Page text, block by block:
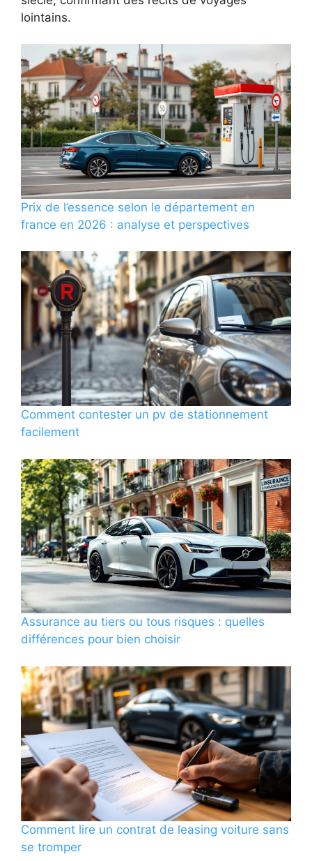
lointains.
Prix de l’essence selon le département en
france en 2026 : analyse et perspectives
Comment contester un pv de stationnement
facilement
Assurance au tiers ou tous risques : quelles
différences pour bien choisir
Comment lire un contrat de leasing voiture sans
se tromper